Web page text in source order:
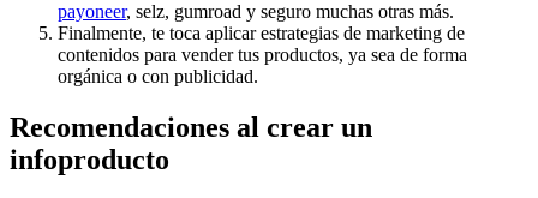
payoneer, selz, gumroad y seguro muchas otras más.
Finalmente, te toca aplicar estrategias de marketing de
contenidos para vender tus productos, ya sea de forma
orgánica o con publicidad.
Recomendaciones al crear un
infoproducto